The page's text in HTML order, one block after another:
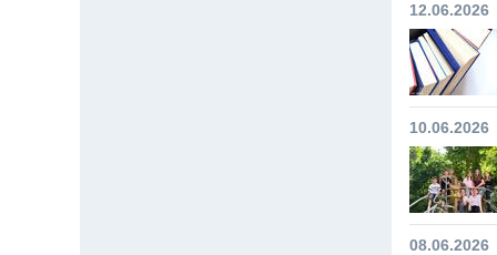
12.06.2026
10.06.2026
08.06.2026